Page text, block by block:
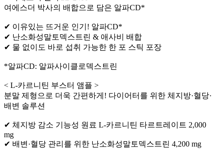
여에스더 박사의 배합으로 담은 알파CD*
✔ 이유있는 뜨거운 인기! 알파CD*
✔ 난소화성말토덱스트린 & 애사비 배합
✔ 물 없이도 바로 섭취 가능한 한 포 스틱 포장
*알파CD: 알파사이클로덱스트린
< L-카르니틴 부스터 앰플 >
분말 제형으로 더욱 간편하게! 다이어터를 위한 체지방·혈당·
배변 솔루션
✔ 체지방 감소 기능성 원료 L-카르니틴 타르트레이트 2,000
mg
✔ 배변·혈당 관리를 위한 난소화성말토덱스트린 4,200 mg